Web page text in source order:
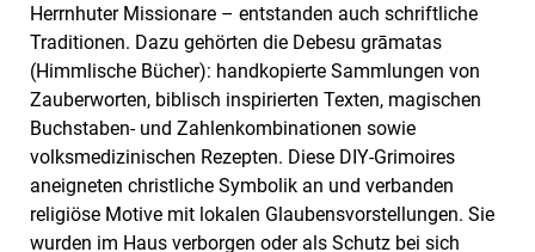
Herrnhuter Missionare – entstanden auch schriftliche
Traditionen. Dazu gehörten die Debesu grāmatas
(Himmlische Bücher): handkopierte Sammlungen von
Zauberworten, biblisch inspirierten Texten, magischen
Buchstaben- und Zahlenkombinationen sowie
volksmedizinischen Rezepten. Diese DIY-Grimoires
aneigneten christliche Symbolik an und verbanden
religiöse Motive mit lokalen Glaubensvorstellungen. Sie
wurden im Haus verborgen oder als Schutz bei sich